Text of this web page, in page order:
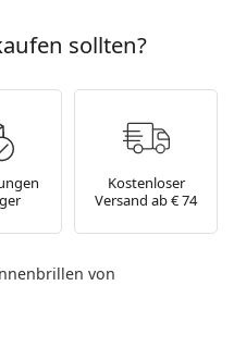
sollten?
Kostenloser
Versand ab € 74
von